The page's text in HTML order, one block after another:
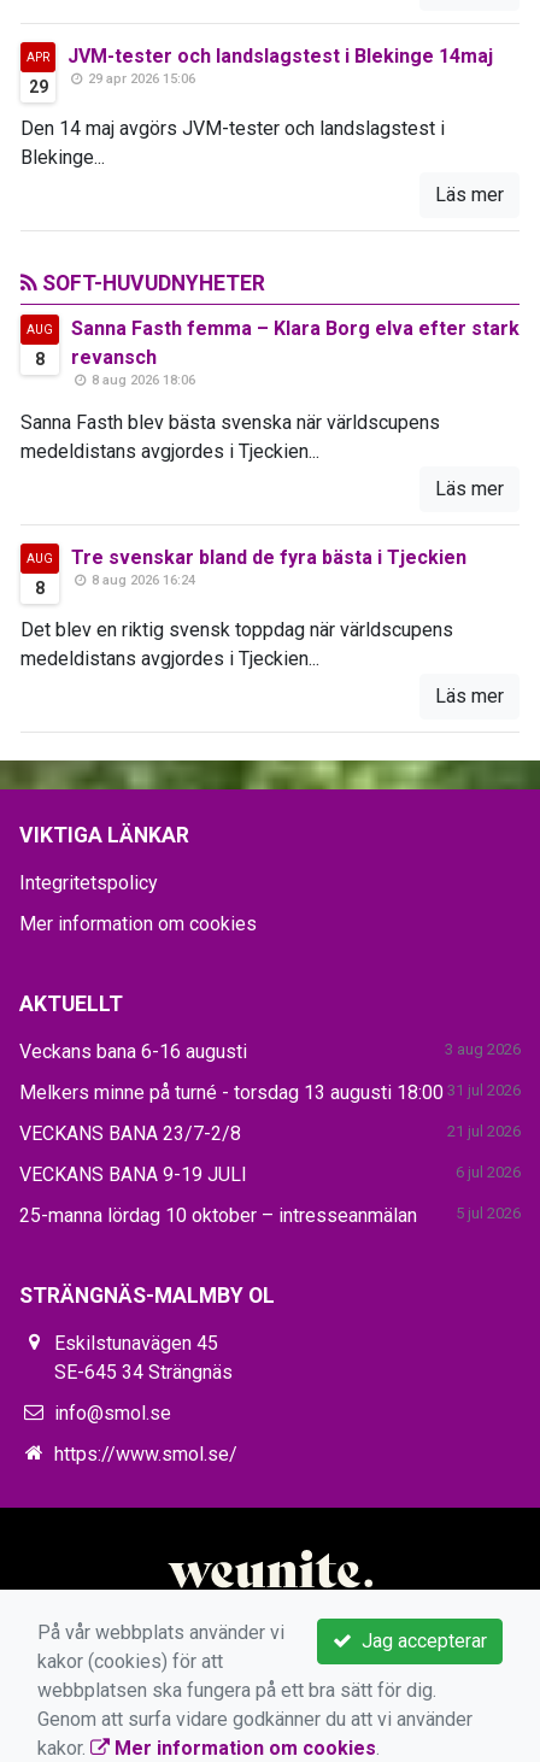
APR
29
JVM-tester och landslagstest i Blekinge 14maj
29 apr 2026 15:06
Den 14 maj avgörs JVM-tester och landslagstest i
Blekinge...
Läs mer
SOFT-HUVUDNYHETER
AUG
8
Sanna Fasth femma – Klara Borg elva efter stark
revansch
8 aug 2026 18:06
Sanna Fasth blev bästa svenska när världscupens
medeldistans avgjordes i Tjeckien...
Läs mer
AUG
8
Tre svenskar bland de fyra bästa i Tjeckien
8 aug 2026 16:24
Det blev en riktig svensk toppdag när världscupens
medeldistans avgjordes i Tjeckien...
Läs mer
VIKTIGA LÄNKAR
Integritetspolicy
Mer information om cookies
AKTUELLT
Veckans bana 6-16 augusti 3 aug 2026
Melkers minne på turné - torsdag 13 augusti 18:00 31 jul 2026
VECKANS BANA 23/7-2/8 21 jul 2026
VECKANS BANA 9-19 JULI 6 jul 2026
25-manna lördag 10 oktober – intresseanmälan 5 jul 2026
STRÄNGNÄS-MALMBY OL
Eskilstunavägen 45
SE-645 34 Strängnäs
info@smol.se
https://www.smol.se/
Jag accepterar
På vår webbplats använder vi
kakor (cookies) för att
webbplatsen ska fungera på ett bra sätt för dig.
Genom att surfa vidare godkänner du att vi använder
kakor.
Mer information om cookies.